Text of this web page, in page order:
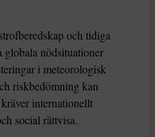
och tidiga
globala nödsituationer
i meteorologisk
riskbedömning kan
internationellt
social rättvisa.